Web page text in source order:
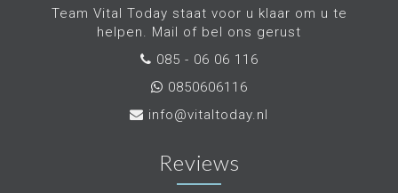
Team Vital Today staat voor u klaar om u te
helpen. Mail of bel ons gerust
085 - 06 06 116
0850606116
info@vitaltoday.nl
Reviews